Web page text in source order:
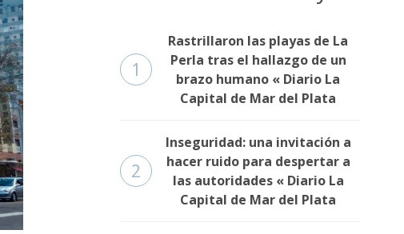
1
Rastrillaron las playas de La
Perla tras el hallazgo de un
brazo humano « Diario La
Capital de Mar del Plata
2
Inseguridad: una invitación a
hacer ruido para despertar a
las autoridades « Diario La
Capital de Mar del Plata